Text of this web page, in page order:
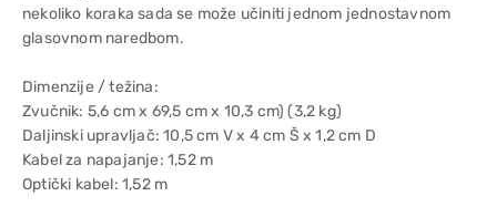
nekoliko koraka sada se može učiniti jednom jednostavnom
glasovnom naredbom.
Dimenzije / težina:
Zvučnik: 5,6 cm x 69,5 cm x 10,3 cm) (3,2 kg)
Daljinski upravljač: 10,5 cm V x 4 cm Š x 1,2 cm D
Kabel za napajanje: 1,52 m
Optički kabel: 1,52 m